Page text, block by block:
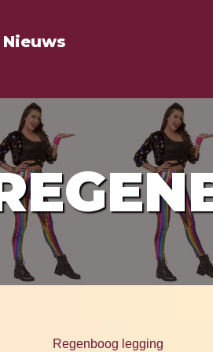
Nieuws
Regenboog legging